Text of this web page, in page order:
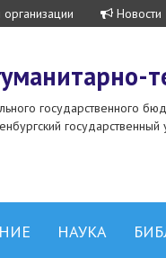
Новости
государственного
НАУКА